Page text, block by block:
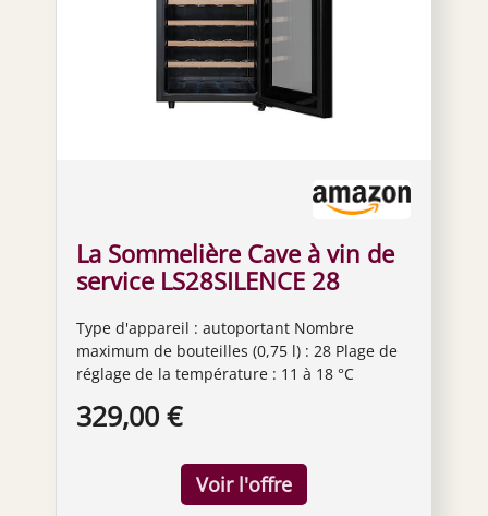
La Sommelière Cave à vin de
service LS28SILENCE 28
Type d'appareil : autoportant Nombre
maximum de bouteilles (0,75 l) : 28 Plage de
réglage de la température : 11 à 18 °C
Éclairage interne : LED
329,00 €